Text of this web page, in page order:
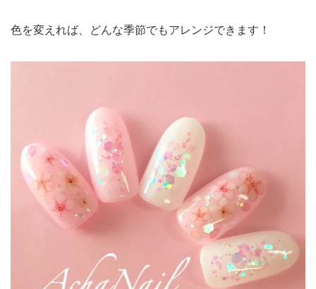
色を変えれば、どんな季節でもアレンジできます！